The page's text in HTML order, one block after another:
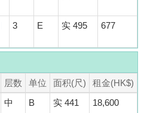
3 E 实 495 677
层数 单位 面积(尺)
租金(HK$)
中 B 实 441 18,600